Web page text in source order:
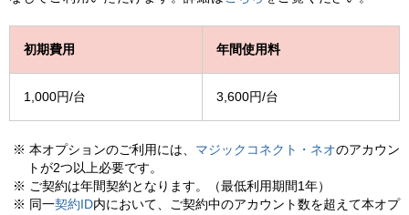
初期費用 年間使用料
1,000円/台 3,600円/台
※ 本オプションのご利用には、 マジックコネクト・ネオのアカウン
トが2つ以上必要です。
※ ご契約は年間契約となります。（最低利用期間1年）
※ 同一契約ID内において、ご契約中のアカウント数を超えて本オプ